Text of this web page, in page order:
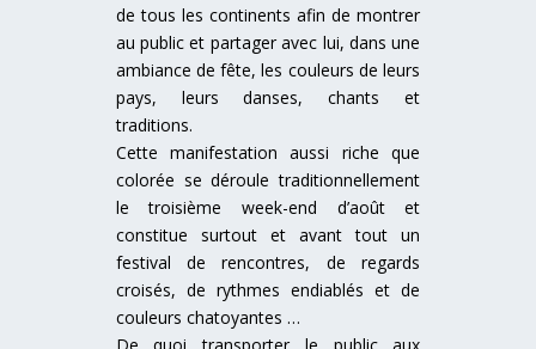
de tous les continents afin de montrer
au public et partager avec lui, dans une
ambiance de fête, les couleurs de leurs
pays, leurs danses, chants et
traditions.
Cette manifestation aussi riche que
colorée se déroule traditionnellement
le troisième week-end d’août et
constitue surtout et avant tout un
festival de rencontres, de regards
croisés, de rythmes endiablés et de
couleurs chatoyantes …